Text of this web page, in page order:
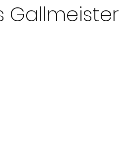
Gallmeister